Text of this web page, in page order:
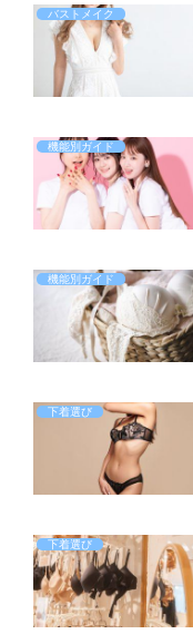
バストメイク
機能別ガイド
機能別ガイド
下着選び
下着選び